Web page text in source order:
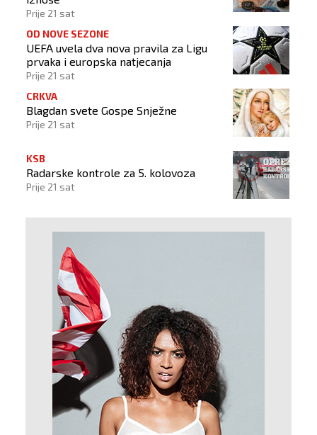
Prije 21 sat
OD NOVE SEZONE
UEFA uvela dva nova pravila za Ligu
prvaka i europska natjecanja
Prije 21 sat
CRKVA
Blagdan svete Gospe Snježne
Prije 21 sat
KSB
Radarske kontrole za 5. kolovoza
Prije 21 sat